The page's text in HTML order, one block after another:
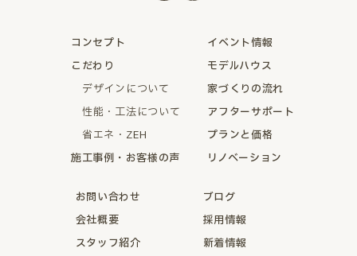
コンセプト
こだわり
デザインについて
性能・工法について
省エネ・ZEH
施工事例・お客様の声
イベント情報
モデルハウス
家づくりの流れ
アフターサポート
プランと価格
リノベーション
お問い合わせ
会社概要
スタッフ紹介
ブログ
採用情報
新着情報